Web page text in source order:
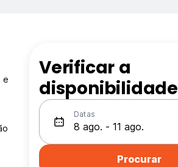
e
Verificar a
disponibilidade
Datas
Procurar